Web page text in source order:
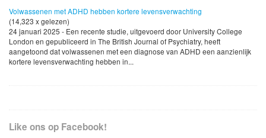
Volwassenen met ADHD hebben kortere levensverwachting
(14,323 x gelezen)
24 januari 2025 - Een recente studie, uitgevoerd door University College
London en gepubliceerd in The British Journal of Psychiatry, heeft
aangetoond dat volwassenen met een diagnose van ADHD een aanzienlijk
kortere levensverwachting hebben in...
Like ons op Facebook!